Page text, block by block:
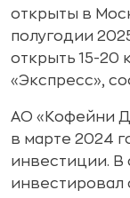
открыты в
полугодии
открыть 15-20
«Экспресс»,
АО «Кофейни
в марте 2024
инвестиции. В
инвестировал